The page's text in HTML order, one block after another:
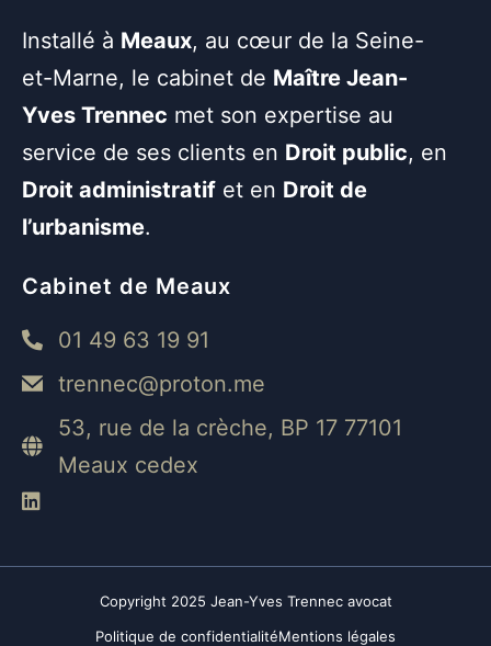
Installé à Meaux, au cœur de la Seine-
et-Marne, le cabinet de Maître Jean-
Yves Trennec met son expertise au
service de ses clients en Droit public, en
Droit administratif et en Droit de
l’urbanisme.
Cabinet de Meaux
01 49 63 19 91
trennec@proton.me
53, rue de la crèche, BP 17 77101
Meaux cedex
Copyright 2025 Jean-Yves Trennec avocat
Politique de confidentialitéMentions légales